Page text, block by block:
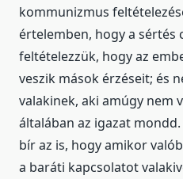
kommunizmus
értelemben, hogy a sértés
feltételezzük, hogy az
veszik mások érzéseit; és
valakinek, aki amúgy nem
általában az igazat
bír az is, hogy amikor
a baráti kapcsolatot